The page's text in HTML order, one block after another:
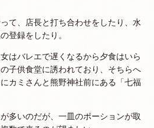
て、店長と打ち合わせをしたり、水
登録をしたり。
はバレエで遅くなるから夕食はいら
子供食堂に誘われており、そちらへ
カミさんと熊野神社前にある「七福
多いのだが、一皿のポーションが取